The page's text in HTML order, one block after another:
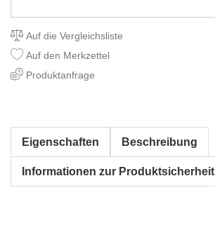
Auf die Vergleichsliste
Auf den Merkzettel
Produktanfrage
Eigenschaften Beschreibung
Informationen zur Produktsicherheit